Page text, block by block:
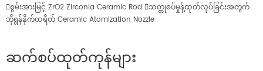
စွမ်းအားမြင့် ZrO2 Zirconia Ceramic Rod သတ္တုစပ်မှုန့်ထုတ်လုပ်ခြင်းအတွက်
ဘိုရွန်နိုက်ထရိတ် Ceramic Atomization Nozzle
ဆက်စပ်ထုတ်ကုန်များ